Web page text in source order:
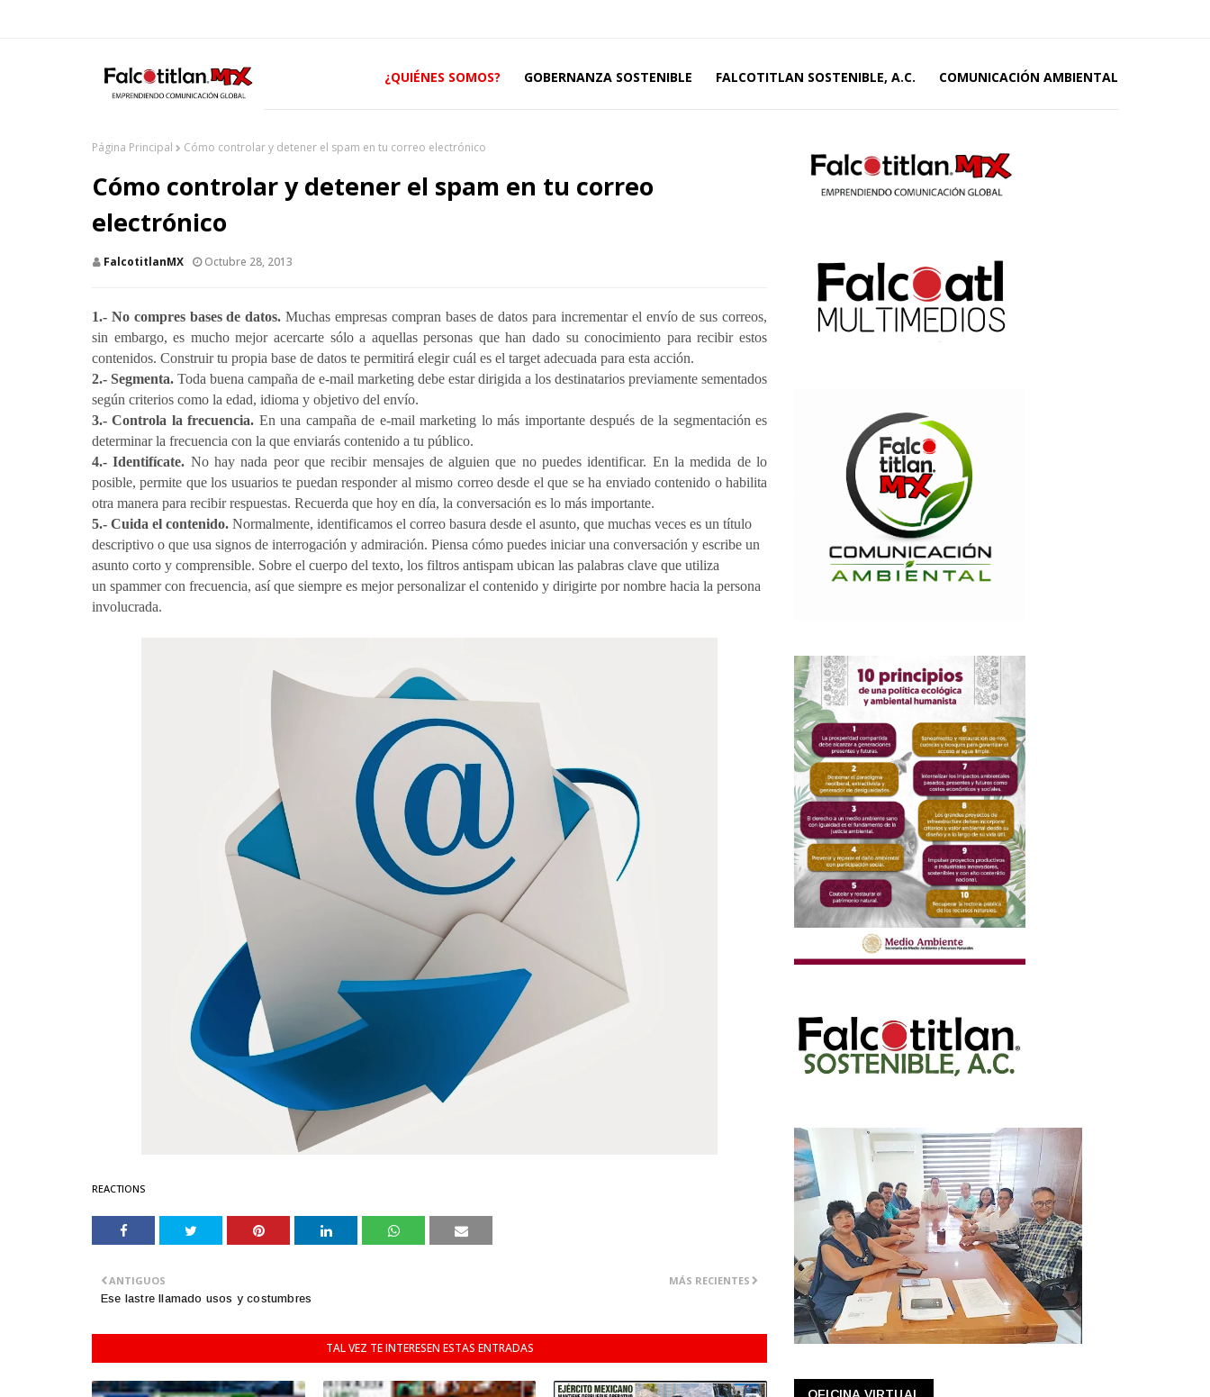
¿QUIÉNES SOMOS? GOBERNANZA SOSTENIBLE FALCOTITLAN SOSTENIBLE, A.C. COMUNICACIÓN AMBIENTAL
Página Principal Cómo controlar y detener el spam en tu correo electrónico
Cómo controlar y detener el spam en tu correo
electrónico
FalcotitlanMX Octubre 28, 2013
1.- No compres bases de datos. Muchas empresas compran bases de datos para incrementar el envío de sus correos,
sin embargo, es mucho mejor acercarte sólo a aquellas personas que han dado su conocimiento para recibir estos
contenidos. Construir tu propia base de datos te permitirá elegir cuál es el target adecuada para esta acción.
2.- Segmenta. Toda buena campaña de e-mail marketing debe estar dirigida a los destinatarios previamente sementados
según criterios como la edad, idioma y objetivo del envío.
3.- Controla la frecuencia. En una campaña de e-mail marketing lo más importante después de la segmentación es
determinar la frecuencia con la que enviarás contenido a tu público.
4.- Identifícate. No hay nada peor que recibir mensajes de alguien que no puedes identificar. En la medida de lo
posible, permite que los usuarios te puedan responder al mismo correo desde el que se ha enviado contenido o habilita
otra manera para recibir respuestas. Recuerda que hoy en día, la conversación es lo más importante.
5.- Cuida el contenido. Normalmente, identificamos el correo basura desde el asunto, que muchas veces es un título
descriptivo o que usa signos de interrogación y admiración. Piensa cómo puedes iniciar una conversación y escribe un
asunto corto y comprensible. Sobre el cuerpo del texto, los filtros antispam ubican las palabras clave que utiliza
un spammer con frecuencia, así que siempre es mejor personalizar el contenido y dirigirte por nombre hacia la persona
involucrada.
REACTIONS
MÁS RECIENTES
ANTIGUOS
Ese lastre llamado usos y costumbres
TAL VEZ TE INTERESEN ESTAS ENTRADAS